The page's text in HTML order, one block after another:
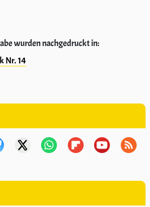
wurden nachgedruckt in:
Nr. 14